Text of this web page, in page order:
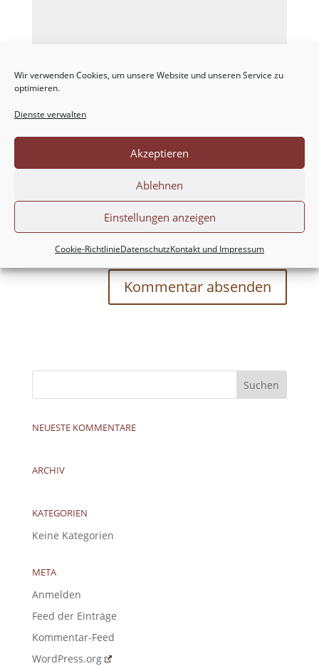
Wir verwenden Cookies, um unsere Website und unseren Service zu
optimieren.
Dienste verwalten
Akzeptieren
Ablehnen
Einstellungen anzeigen
Cookie-RichtlinieDatenschutzKontakt und Impressum
Meinen Namen, meine E-Mail-Adresse und
meine Website in diesem Browser für die nächste
Kommentierung speichern.
NEUESTE KOMMENTARE
ARCHIV
KATEGORIEN
Keine Kategorien
META
Anmelden
Feed der Einträge
Kommentar-Feed
WordPress.org